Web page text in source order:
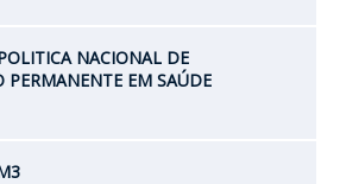
NACIONAL DE
PERMANENTE EM SAÚDE